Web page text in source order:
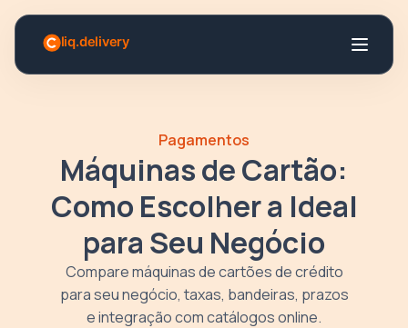
Pagamentos
Máquinas de Cartão:
Como Escolher a Ideal
para Seu Negócio
Compare máquinas de cartões de crédito
para seu negócio, taxas, bandeiras, prazos
e integração com catálogos online.